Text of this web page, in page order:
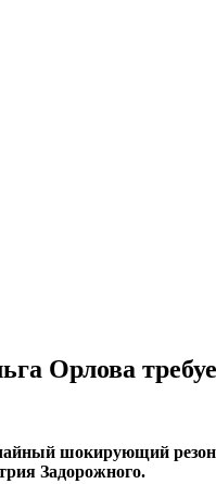
Орлова
шокирующий
Задорожного.